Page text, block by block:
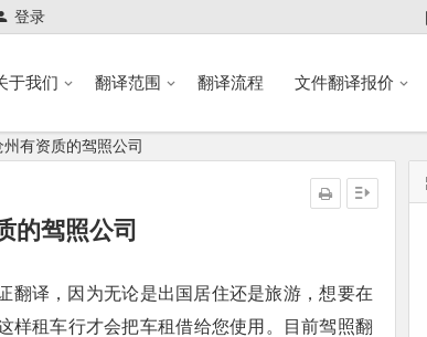
登录
于我们 翻译范围 翻译流程 文件翻译报价
有资质的驾照公司
的驾照公司
翻译，因为无论是出国居住还是旅游，想要在
样租车行才会把车租借给您使用。目前驾照翻